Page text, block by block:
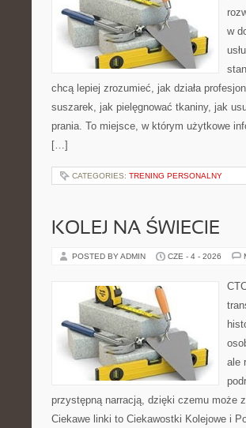
w
chcą lepiej zrozumieć, jak działa
suszarek, jak pielęgnować tkaniny, jak
prania. To miejsce, w którym użytkowe
[…]
CATEGORIES: TRENING PERSONALNY
KOLEJ NA ŚWIECIE
POSTED BY ADMIN CZE - 4 - 2026
ale
przystępną narracją, dzięki czemu może
Ciekawe linki to Ciekawostki Kolejowe i